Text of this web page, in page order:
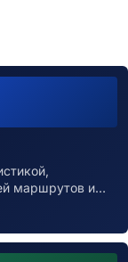
маршрутов и…